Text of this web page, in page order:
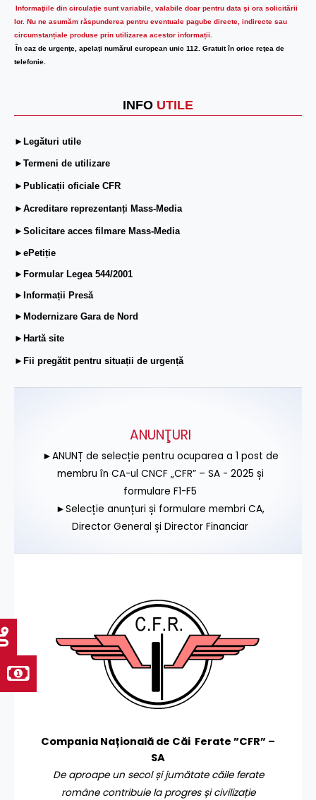
Informaţiile din circulaţie sunt variabile, valabile doar pentru data şi ora solicitării
lor. Nu ne asumăm răspunderea pentru eventuale pagube directe, indirecte sau
circumstanțiale produse prin utilizarea acestor informații.
În caz de urgenţe, apelaţi numărul european unic 112. Gratuit în orice reţea de
telefonie.
INFO UTILE
►Legături utile
►Termeni de utilizare
►Publicații oficiale CFR
►Acreditare reprezentanți Mass-Media
►Solicitare acces filmare Mass-Media
►ePetiție
►Formular Legea 544/2001
►Informații Presă
►Modernizare Gara de Nord
►Hartă site
►Fii pregătit pentru situații de urgență
ANUNŢURI
►ANUNȚ de selecție pentru ocuparea a 1 post de
membru în CA-ul CNCF „CFR” – SA - 2025 și
formulare F1-F5
►Selecție anunțuri și formulare membri CA,
Director General și Director Financiar
Compania Națională de Căi Ferate ”CFR” –
SA
De aproape un secol și jumătate căile ferate
române contribuie la progres și civilizație